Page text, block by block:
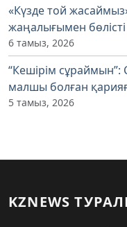
«Күзде той
жаңалығымен
6 тамыз, 2026
“Кешірім
малшы болған
5 тамыз, 2026
KZNEWS